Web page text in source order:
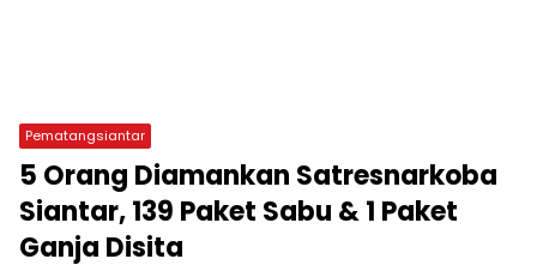
Pematangsiantar
5 Orang Diamankan Satresnarkoba
Siantar, 139 Paket Sabu & 1 Paket
Ganja Disita